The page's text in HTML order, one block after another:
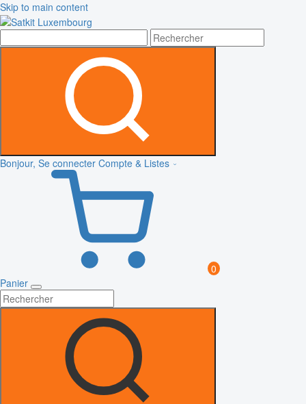
Skip to main content
Bonjour, Se connecter Compte & Listes
0
Panier